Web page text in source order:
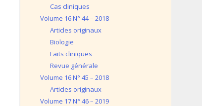
Cas cliniques
Volume 16 N° 44 – 2018
Articles originaux
Biologie
Faits cliniques
Revue générale
Volume 16 N° 45 – 2018
Articles originaux
Volume 17 N° 46 – 2019